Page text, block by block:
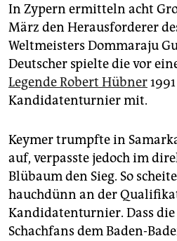
In Zypern ermitteln acht
März den Herausforderer
Weltmeisters Dommaraju
Deutscher spielte die vor
Legende Robert Hübner
Kandidatenturnier mit.
Keymer trumpfte in
auf, verpasste jedoch im
Blübaum den Sieg. So
hauchdünn an der
Kandidatenturnier. Dass die
Schachfans dem Baden-